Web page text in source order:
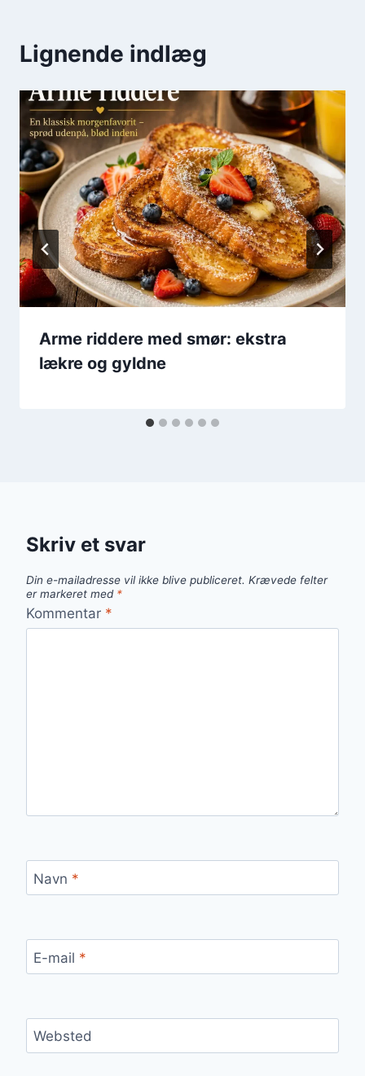
Lignende indlæg
Arme riddere med smør: ekstra
lækre og gyldne
Skriv et svar
Din e-mailadresse vil ikke blive publiceret. Krævede felter
er markeret med *
Kommentar *
Navn *
E-mail *
Websted